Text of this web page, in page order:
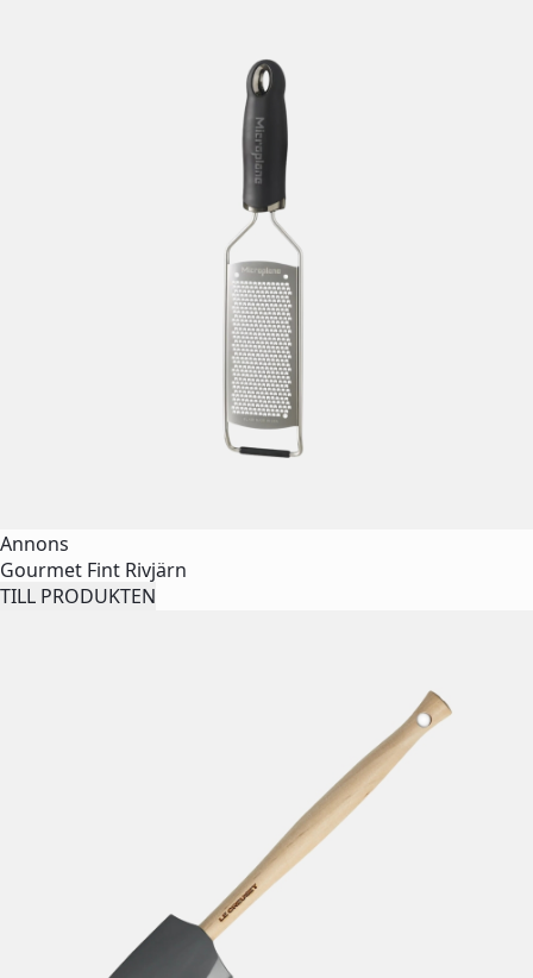
Annons
Gourmet Fint Rivjärn
TILL PRODUKTEN